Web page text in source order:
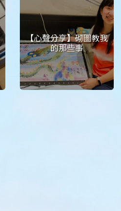
【心聲分享】砌圖教我
的那些事